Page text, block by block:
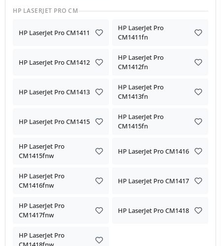
HP LASERJET PRO CM
HP LaserJet Pro CM1411
HP LaserJet Pro
CM1411fn
HP LaserJet Pro CM1412
HP LaserJet Pro
CM1412fn
HP LaserJet Pro CM1413
HP LaserJet Pro
CM1413fn
HP LaserJet Pro CM1415
HP LaserJet Pro
CM1415fn
HP LaserJet Pro
CM1415fnw
HP LaserJet Pro CM1416
HP LaserJet Pro
CM1416fnw
HP LaserJet Pro CM1417
HP LaserJet Pro
CM1417fnw
HP LaserJet Pro CM1418
HP LaserJet Pro